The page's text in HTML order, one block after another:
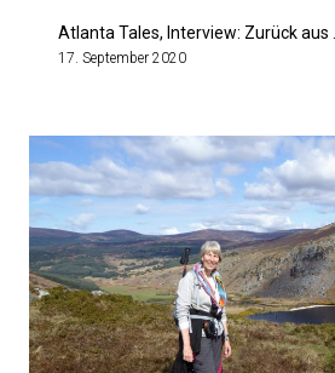
Atlanta Tales, Interview: Zurück aus ...
17. September 2020